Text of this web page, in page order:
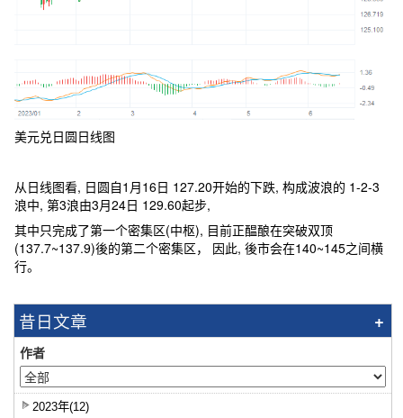
美元兑日圆日线图
从日线图看, 日圆自1月16日 127.20开始的下跌, 构成波浪的 1-2-3
浪中, 第3浪由3月24日 129.60起步,
其中只完成了第一个密集区(中枢), 目前正醖酿在突破双顶
(137.7~137.9)後的第二个密集区， 因此, 後市会在140~145之间横
行。
昔日文章
作者
2023年(12)